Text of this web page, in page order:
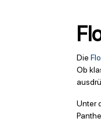
Die
Ob
Unter